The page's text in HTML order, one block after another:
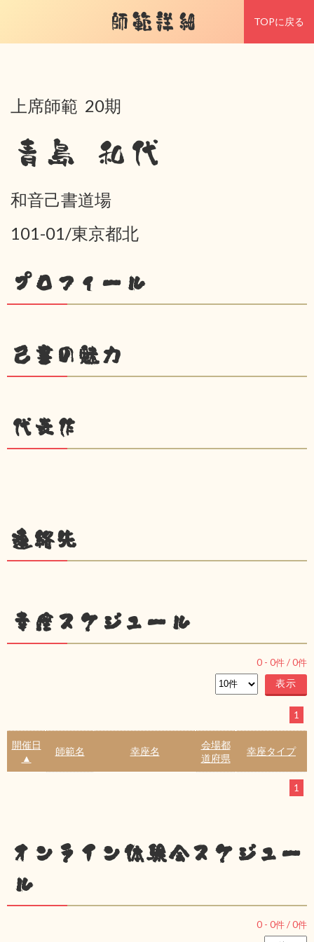
師範詳細 TOPに戻る
上席師範 20期
青島 和代
和音己書道場
101-01/東京都北
プロフィール
己書の魅力
代表作
連絡先
幸座スケジュール
0 - 0件 /0件
1
開催日
▲
師範名 幸座名
会場都
道府県
幸座タイプ
1
オンライン体験会スケジュー
ル
0 - 0件 /0件